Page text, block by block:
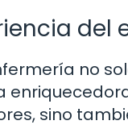
no
sino